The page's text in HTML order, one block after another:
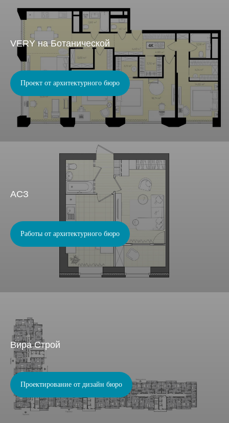
VERY на Ботанической
Проект от архитектурного бюро
АСЗ
Работы от архитектурного бюро
Вира Строй
Проектирование от дизайн бюро